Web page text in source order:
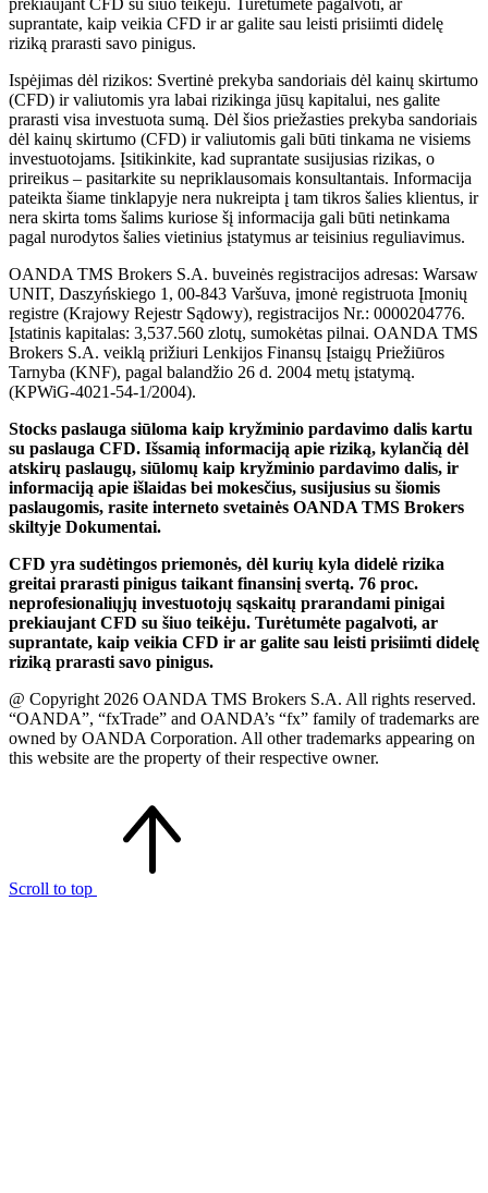
suprantate, kaip veikia CFD ir ar galite sau leisti prisiimti didelę
riziką prarasti savo pinigus.
Ispėjimas dėl rizikos: Svertinė prekyba sandoriais dėl kainų skirtumo
(CFD) ir valiutomis yra labai rizikinga jūsų kapitalui, nes galite
prarasti visa investuota sumą. Dėl šios priežasties prekyba sandoriais
dėl kainų skirtumo (CFD) ir valiutomis gali būti tinkama ne visiems
investuotojams. Įsitikinkite, kad suprantate susijusias rizikas, o
prireikus – pasitarkite su nepriklausomais konsultantais. Informacija
pateikta šiame tinklapyje nera nukreipta į tam tikros šalies klientus, ir
nera skirta toms šalims kuriose šį informacija gali būti netinkama
pagal nurodytos šalies vietinius įstatymus ar teisinius reguliavimus.
OANDA TMS Brokers S.A. buveinės registracijos adresas: Warsaw
UNIT, Daszyńskiego 1, 00-843 Varšuva, įmonė registruota Įmonių
registre (Krajowy Rejestr Sądowy), registracijos Nr.: 0000204776.
Įstatinis kapitalas: 3,537.560 zlotų, sumokėtas pilnai. OANDA TMS
Brokers S.A. veiklą prižiuri Lenkijos Finansų Įstaigų Priežiūros
Tarnyba (KNF), pagal balandžio 26 d. 2004 metų įstatymą.
(KPWiG-4021-54-1/2004).
Stocks paslauga siūloma kaip kryžminio pardavimo dalis kartu
su paslauga CFD. Išsamią informaciją apie riziką, kylančią dėl
atskirų paslaugų, siūlomų kaip kryžminio pardavimo dalis, ir
informaciją apie išlaidas bei mokesčius, susijusius su šiomis
paslaugomis, rasite interneto svetainės OANDA TMS Brokers
skiltyje Dokumentai.
CFD yra sudėtingos priemonės, dėl kurių kyla didelė rizika
greitai prarasti pinigus taikant finansinį svertą. 76 proc.
neprofesionaliųjų investuotojų sąskaitų prarandami pinigai
prekiaujant CFD su šiuo teikėju. Turėtumėte pagalvoti, ar
suprantate, kaip veikia CFD ir ar galite sau leisti prisiimti didelę
riziką prarasti savo pinigus.
@ Copyright 2026 OANDA TMS Brokers S.A. All rights reserved.
“OANDA”, “fxTrade” and OANDA’s “fx” family of trademarks are
owned by OANDA Corporation. All other trademarks appearing on
this website are the property of their respective owner.
Scroll to top